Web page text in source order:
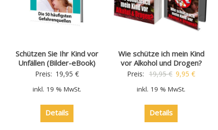
Schützen Sie Ihr Kind vor
Unfällen (Bilder-eBook)
Preis: 19,95 €
inkl. 19 % MwSt.
Details
Wie schütze ich mein Kind
vor Alkohol und Drogen?
Preis: 19,95€ 9,95€
inkl. 19 % MwSt.
Details